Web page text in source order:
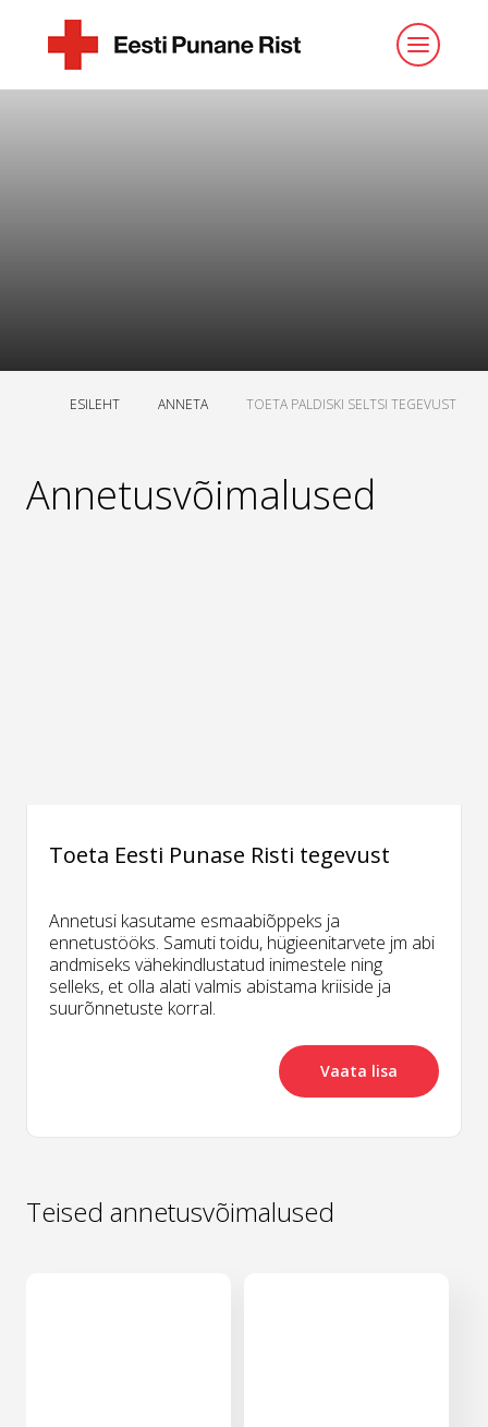
ESILEHT ANNETA TOETA PALDISKI SELTSI TEGEVUST
Annetusvõimalused
Toeta Eesti Punase Risti tegevust
Annetusi kasutame esmaabiõppeks ja
ennetustööks. Samuti toidu, hügieenitarvete jm abi
andmiseks vähekindlustatud inimestele ning
selleks, et olla alati valmis abistama kriiside ja
suurõnnetuste korral.
Vaata lisa
Teised annetusvõimalused